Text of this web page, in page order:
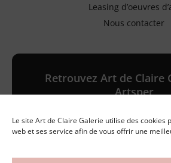
Le site Art de Claire Galerie utilise des cookies
web et ses service afin de vous offrir une
Leasing d’oeuvres
Nous contacter
Retrouvez Art de Claire
Artsper
Galerie en ligne